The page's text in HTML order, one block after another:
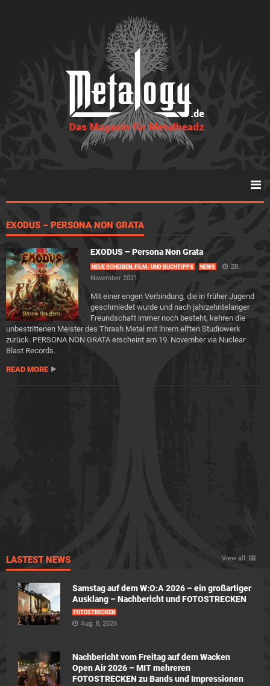
EXODUS – PERSONA NON GRATA
EXODUS – Persona Non Grata
NEUE SCHEIBEN, FILM- UND BUCHTIPPS NEWS
28.
November 2021
Mit einer engen Verbindung, die in früher Jugend
geschmiedet wurde und nach jahrzehntelanger
Freundschaft immer noch besteht, kehren die
unbestrittenen Meister des Thrash Metal mit ihrem elften Studiowerk
zurück. PERSONA NON GRATA erscheint am 19. November via Nuclear
Blast Records.
READ MORE
LASTEST NEWS View all
Samstag auf dem W:O:A 2026 – ein großartiger
Ausklang – Nachbericht und FOTOSTRECKEN
FOTOSTRECKEN
Aug. 8, 2026
Nachbericht vom Freitag auf dem Wacken
Open Air 2026 – MIT mehreren
FOTOSTRECKEN zu Bands und Impressionen